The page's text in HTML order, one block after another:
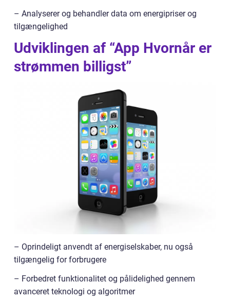
– Analyserer og behandler data om energipriser og
tilgængelighed
Udviklingen af “App Hvornår er
strømmen billigst”
– Oprindeligt anvendt af energiselskaber, nu også
tilgængelig for forbrugere
– Forbedret funktionalitet og pålidelighed gennem
avanceret teknologi og algoritmer